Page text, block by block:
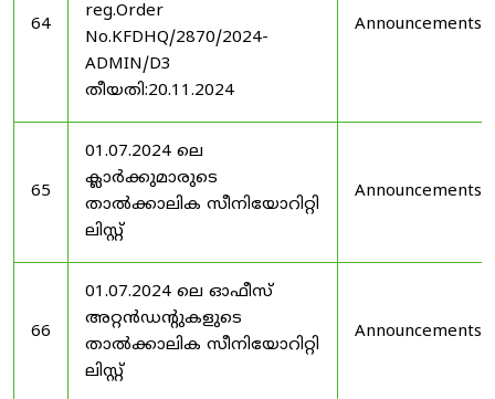
64
reg.Order
No.KFDHQ/2870/2024-
ADMIN/D3
തീയതി:20.11.2024
Announcements
65
01.07.2024 ലെ
ക്ലാർക്കുമാരുടെ
താൽക്കാലിക സീനിയോറിറ്റി
ലിസ്റ്റ്
Announcements
66
01.07.2024 ലെ ഓഫീസ്
അറ്റൻഡൻ്റുകളുടെ
താൽക്കാലിക സീനിയോറിറ്റി
ലിസ്റ്റ്
Announcements